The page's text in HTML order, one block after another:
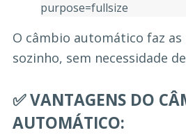
O câmbio automático faz
sozinho, sem necessidade
✅ VANTAGENS DO
AUTOMÁTICO: